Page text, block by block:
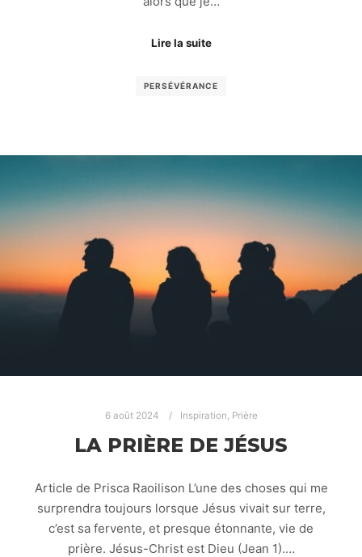
Lire la suite
PERSÉVÉRANCE
6 août 2024 Inspiration, Prière
LA PRIÈRE DE JÉSUS
Article de Prisca Raoilison L’une des choses qui me
surprendra toujours lorsque Jésus vivait sur terre,
c’est sa fervente, et presque étonnante, vie de
prière. Jésus-Christ est Dieu (Jean 1).…